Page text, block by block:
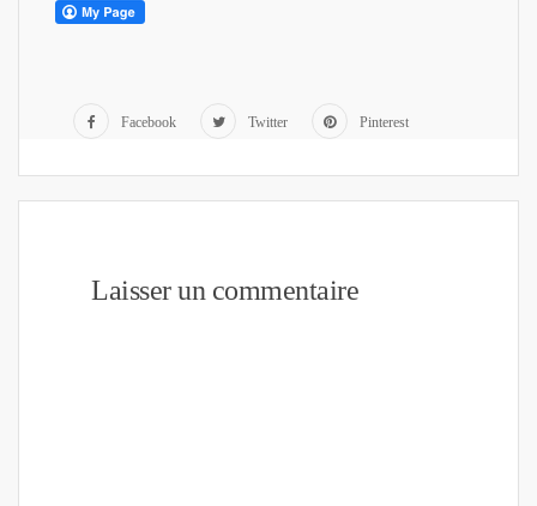
Facebook Twitter Pinterest
Laisser un commentaire